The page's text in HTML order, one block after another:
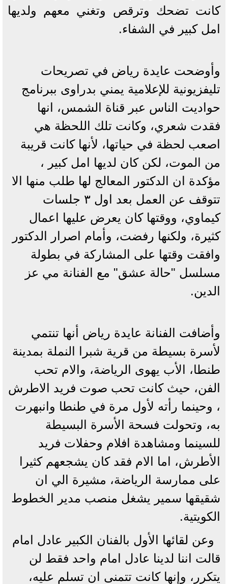
كانت تضحك وترقص وتغني معهم ولديها
امل كبير في الشفاء.
وأوضحت عايدة رياض في تصريحات
تليفزيونية للإعلامية يمني بدراوى ببرنامج
حواديت الناس عبر قناة الشمس، انها
فقدت شعري، وكانت تلك اللحظة هي
اصعب لحظة في حياتها، لأنها كانت قريبة
من الموت، لكن كان لديها امل كبير ،
مؤكدة ان الدكتور المعالج لها طلب منها الا
تتوقف عن العمل بعد اول ٣ جلسات
كيماوي، ووقتها كان يعرض عليها اعمال
كثيرة، ولكنها رفضت، وأمام اصرار الدكتور
وافقت وقتها على المشاركة في بطولة
مسلسل "حالة عشق" مع الفنانة مي عز
الدين.
وأضافت الفنانة عايدة رياض أنها تنتمي
لأسرة بسيطة من قرية شبرا النملة بمدينة
طنطا، الأب يهوى الرياضة، والام تحب
الفن، حيث كانت تحب صوت فريد الاطرش
، وحينما رأته لأول مرة في طنطا وانبهرت
به، وتحولت فسحة الأسرة البسيطة
للسينما ومشاهدة افلام وحفلات فريد
الأطرش، اما الام فقد كان يشجعهم كثيرا
على ممارسة الرياضة، مشيرة الي ان
شقيقها سمير يشغل منصب مدير الخطوط
الكويتية.
وعن لقائها الأول بالفنان الكبير عادل امام
قالت اننا لدينا عادل امام واحد فقط لن
يتكرر، وإنها كانت تتمنى ان تسلم عليه،